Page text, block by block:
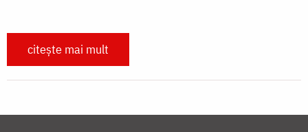
citește mai mult